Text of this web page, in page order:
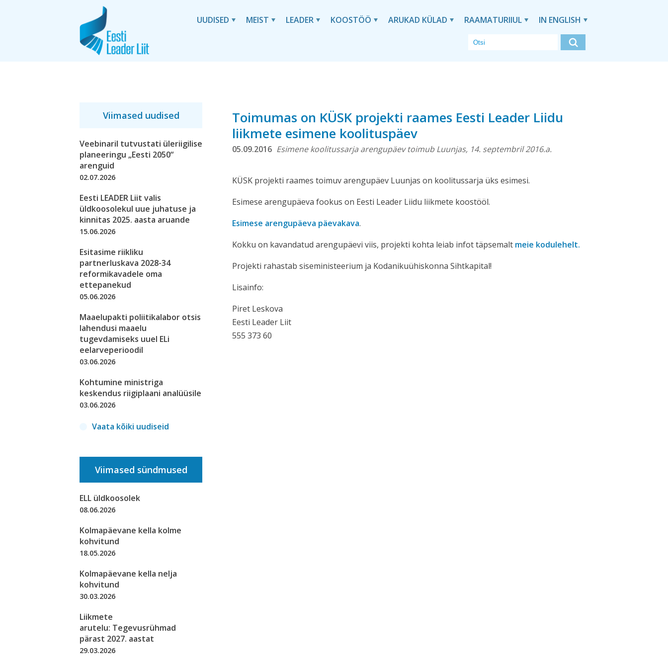
UUDISED MEIST LEADER KOOSTÖÖ ARUKAD KÜLAD RAAMATURIIUL IN ENGLISH
Viimased uudised
Veebinaril tutvustati üleriigilise
planeeringu „Eesti 2050“
arenguid
02.07.2026
Eesti LEADER Liit valis
üldkoosolekul uue juhatuse ja
kinnitas 2025. aasta aruande
15.06.2026
Esitasime riikliku
partnerluskava 2028-34
reformikavadele oma
ettepanekud
05.06.2026
Maaelupakti poliitikalabor otsis
lahendusi maaelu
tugevdamiseks uuel ELi
eelarveperioodil
03.06.2026
Kohtumine ministriga
keskendus riigiplaani analüüsile
03.06.2026
Vaata kõiki uudiseid
Viimased sündmused
ELL üldkoosolek
08.06.2026
Kolmapäevane kella kolme
kohvitund
18.05.2026
Kolmapäevane kella nelja
kohvitund
30.03.2026
Liikmete
arutelu: Tegevusrühmad
pärast 2027. aastat
29.03.2026
Toimumas on KÜSK projekti raames Eesti Leader Liidu
liikmete esimene koolituspäev
05.09.2016 Esimene koolitussarja arengupäev toimub Luunjas, 14. septembril 2016.a.
KÜSK projekti raames toimuv arengupäev Luunjas on koolitussarja üks esimesi.
Esimese arengupäeva fookus on Eesti Leader Liidu liikmete koostööl.
Esimese arengupäeva päevakava.
Kokku on kavandatud arengupäevi viis, projekti kohta leiab infot täpsemalt meie kodulehelt.
Projekti rahastab siseministeerium ja Kodanikuühiskonna Sihtkapital!
Lisainfo:
Piret Leskova
Eesti Leader Liit
555 373 60